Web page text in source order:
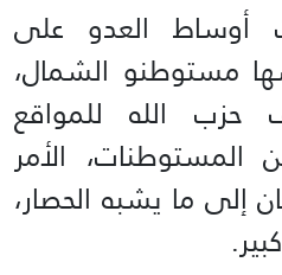
أوساط العدو على
مستوطنو الشمال،
الله للمواقع
المستوطنات، الأمر
إلى ما يشبه الحصار،